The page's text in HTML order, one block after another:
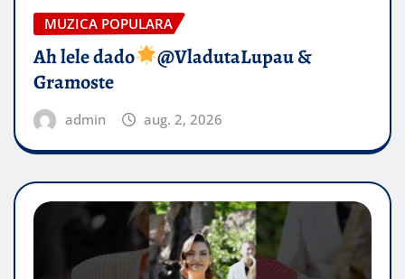
MUZICA POPULARA
Ah lele dado​
@VladutaLupau &
Gramoste
admin aug. 2, 2026